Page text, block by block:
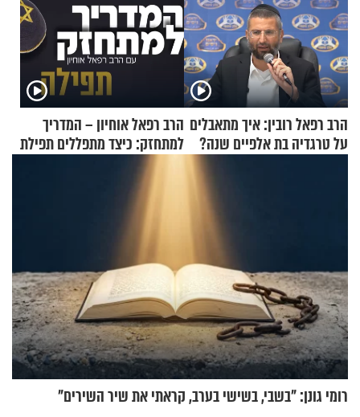
הרב רפאל רובין: איך מתאבלים
על טרגדיה בת אלפיים שנה?
הרב רפאל אוחיון – המדריך
למתחזק: כיצד מתפללים תפילת
שמונה עשרה?
רומי גונן: "בשבי, בשישי בערב, קראתי את שיר השירים"